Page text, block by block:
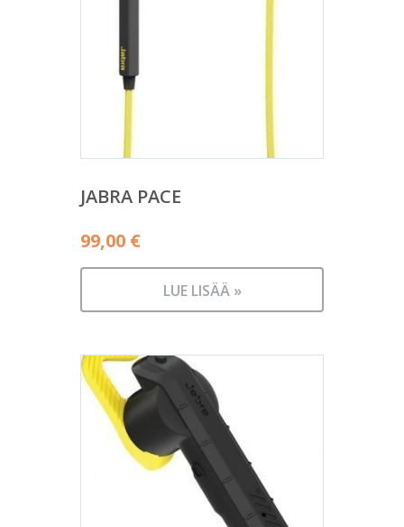
JABRA PACE
99,00 €
LUE LISÄÄ »